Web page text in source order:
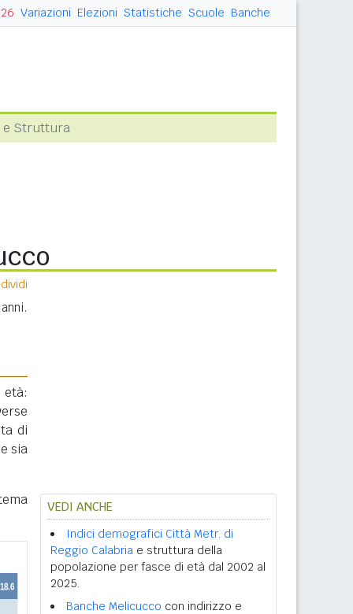
Variazioni Elezioni Statistiche Scuole Banche
e Struttura
di
sia
VEDI ANCHE
Indici demografici Città Metr. di
Reggio Calabria e struttura della
popolazione per fasce di età dal 2002 al
2025.
Banche Melicucco con indirizzo e